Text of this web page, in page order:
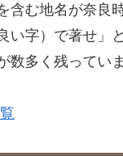
含む地名が奈良
い字）で著せ」
数多く残ってい